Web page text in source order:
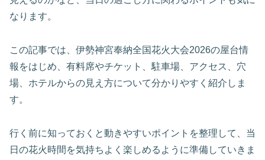
なります。
この記事では、伊勢神宮奉納全国花火大会2026の屋台情
報をはじめ、有料席やチケット、駐車場、アクセス、穴
場、ホテルからの見え方について分かりやすく紹介しま
す。
行く前に知っておくと動きやすいポイントを整理して、当
日の花火時間を気持ちよく楽しめるように準備していきま